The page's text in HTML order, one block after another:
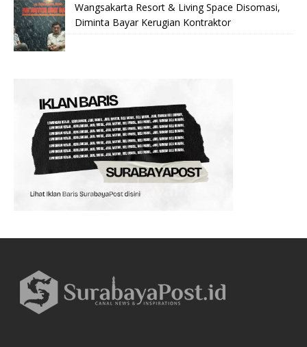
Wangsakarta Resort & Living Space Disomasi,
Diminta Bayar Kerugian Kontraktor